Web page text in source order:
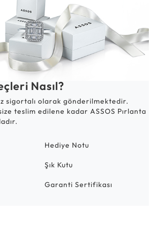
Nasıl?
sigortalı olarak gönderilmektedir.
teslim edilene kadar ASSOS Pırlanta
Hediye Notu
Şık Kutu
Garanti Sertifikası